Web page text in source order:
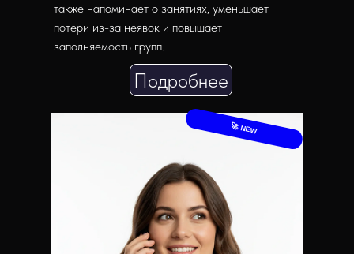
также напоминает о занятиях, уменьшает
потери из-за неявок и повышает
заполняемость групп.
Подробнее
🚀 NEW